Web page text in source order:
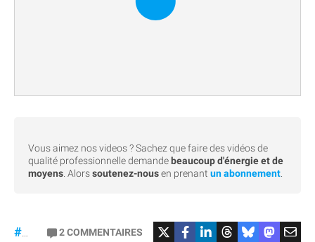
Vous aimez nos videos ? Sachez que faire des vidéos de
qualité professionnelle demande beaucoup d'énergie et de
moyens. Alorssoutenez-nousen prenant un abonnement.
#iPhoneFold #iPhonePliable
2COMMENTAIRES